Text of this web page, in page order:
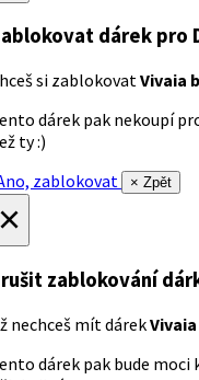
dárek pro
si zablokovatVivaia
dárek pak nekoupí
ty :)
zablokovat
× Zpět
zablokování
nechceš mít dárek
dárek pak bude moci